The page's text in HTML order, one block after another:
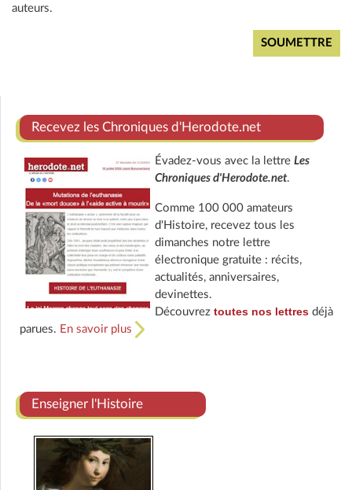
auteurs.
Recevez les Chroniques d'Herodote.net
Évadez-vous avec la lettre Les
Chroniques d'Herodote.net.
Comme 100 000 amateurs
d'Histoire, recevez tous les
dimanches notre lettre
électronique gratuite : récits,
actualités, anniversaires,
devinettes.
Découvrez toutes nos lettresdéjà
parues. En savoir plus
Enseigner l'Histoire